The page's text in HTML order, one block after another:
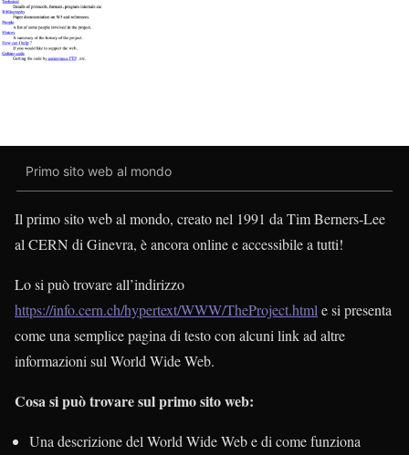
Primo sito web al mondo
Il primo sito web al mondo, creato nel 1991 da Tim Berners-Lee
al CERN di Ginevra, è ancora online e accessibile a tutti!
Lo si può trovare all’indirizzo
https://info.cern.ch/hypertext/WWW/TheProject.html e si presenta
come una semplice pagina di testo con alcuni link ad altre
informazioni sul World Wide Web.
Cosa si può trovare sul primo sito web:
Una descrizione del World Wide Web e di come funziona